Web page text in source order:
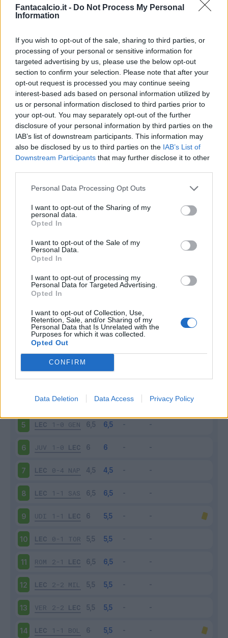
Fantacalcio.it - Do Not Process My Personal
Information
If you wish to opt-out of the sale, sharing to third parties, or
processing of your personal or sensitive information for
targeted advertising by us, please use the below opt-out
section to confirm your selection. Please note that after your
opt-out request is processed you may continue seeing
interest-based ads based on personal information utilized by
us or personal information disclosed to third parties prior to
your opt-out. You may separately opt-out of the further
disclosure of your personal information by third parties on the
IAB’s list of downstream participants. This information may
also be disclosed by us to third parties on the IAB’s List of
Downstream Participants that may further disclose it to other
Personal Data Processing Opt Outs
I want to opt-out of the Sharing of my
personal data.
Opted In
I want to opt-out of the Sale of my
Personal Data.
Opted In
I want to opt-out of processing my
Personal Data for Targeted Advertising.
Opted In
I want to opt-out of Collection, Use,
Retention, Sale, and/or Sharing of my
Personal Data that Is Unrelated with the
Purposes for which it was collected.
Opted Out
CONFIRM
Data Deletion Data Access Privacy Policy
Classic Mantra
Riepilogo stagione
Titolare 36 - 94 %
Entrato 0 - 0%
Squalificato 0 - 0%
Inutilizzato 2 - 5
Scarica riepilogo
stagionale
Scarica
Giornata VotoFV EntratoUscito Bonus/Malus
LEC 2-1 LAZ
2 FIO 2-2 LEC
3 LEC 2-0 SAL
MON 1-1 LEC
5 LEC 1-0 GEN
6 JUV 1-0 LEC
7 LEC 0-4 NAP
8 LEC 1-1 SAS
9 UDI 1-1 LEC
10 LEC 0-1 TOR
11 ROM 2-1 LEC
12 LEC 2-2 MIL
13 VER 2-2 LEC
14 LEC 1-1 BOL